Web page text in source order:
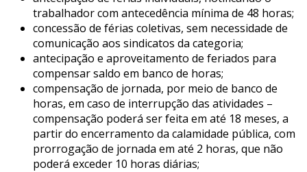
trabalhador com antecedência mínima de 48 horas;
concessão de férias coletivas, sem necessidade de
comunicação aos sindicatos da categoria;
antecipação e aproveitamento de feriados para
compensar saldo em banco de horas;
compensação de jornada, por meio de banco de
horas, em caso de interrupção das atividades –
compensação poderá ser feita em até 18 meses, a
partir do encerramento da calamidade pública, com
prorrogação de jornada em até 2 horas, que não
poderá exceder 10 horas diárias;